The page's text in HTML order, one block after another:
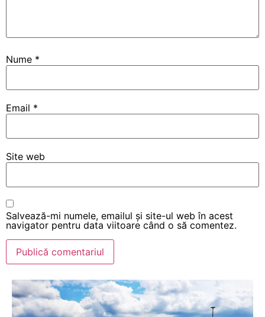
Nume *
Email *
Site web
Salvează-mi numele, emailul și site-ul web în acest
navigator pentru data viitoare când o să comentez.